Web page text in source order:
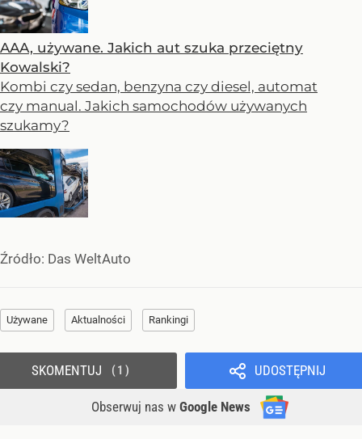
AAA, używane. Jakich aut szuka przeciętny
Kowalski?
Kombi czy sedan, benzyna czy diesel, automat
czy manual. Jakich samochodów używanych
szukamy?
Źródło: Das WeltAuto
Używane Aktualności Rankingi
UDOSTĘPNIJ
Obserwuj nas w Google News
SKOMENTUJ 1